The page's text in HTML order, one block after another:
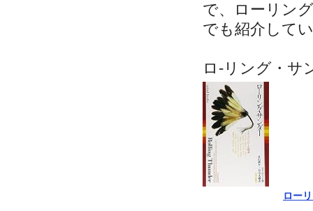
で、ローリン
でも紹介して
ロ-リング・
ロー